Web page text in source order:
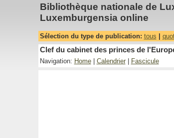
Bibliothèque nationale de
Luxemburgensia online
Sélection du type de publication: tous
Clef du cabinet des princes de
Navigation: Home| Calendrier| Fascicule